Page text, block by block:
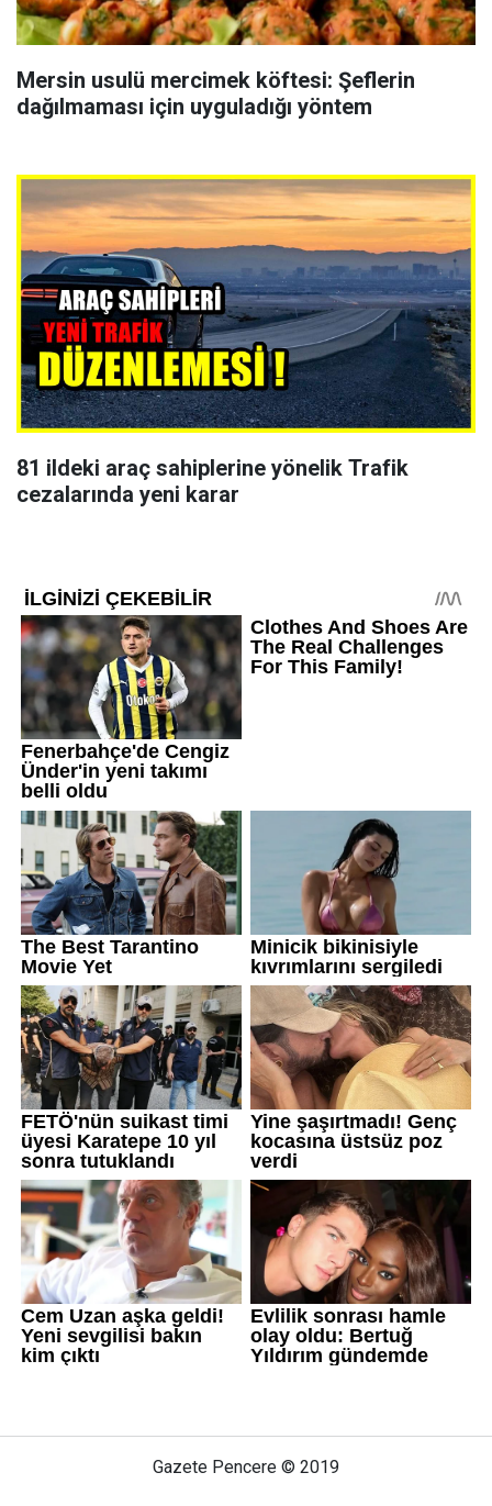
Mersin usulü mercimek köftesi: Şeflerin
dağılmaması için uyguladığı yöntem
81 ildeki araç sahiplerine yönelik Trafik
cezalarında yeni karar
Gazete Pencere © 2019